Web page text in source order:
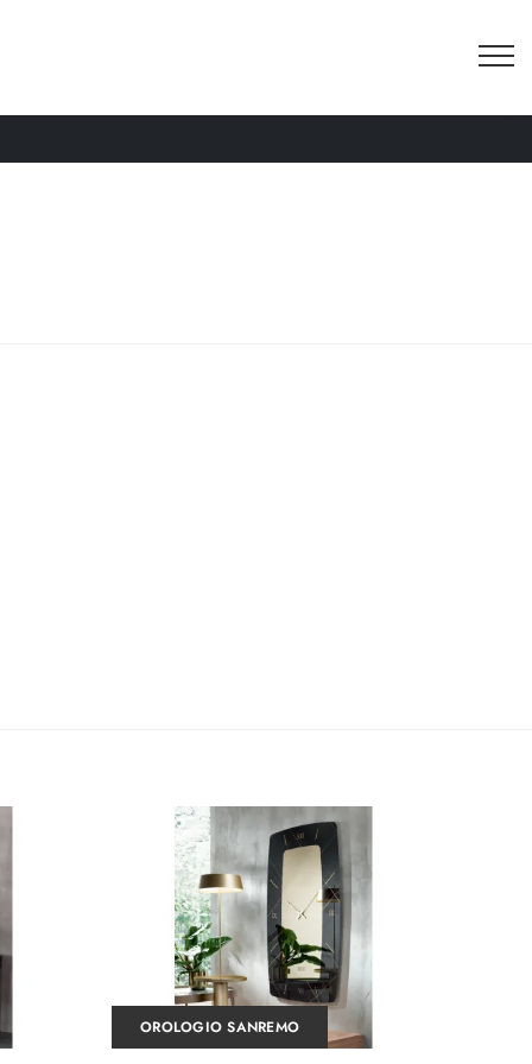
OROLOGIO SANREMO